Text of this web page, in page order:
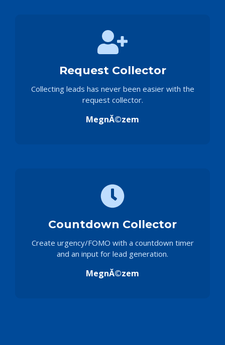
Request Collector
Collecting leads has never been easier with the
request collector.
MegnĂ©zem
Countdown Collector
Create urgency/FOMO with a countdown timer
and an input for lead generation.
MegnĂ©zem